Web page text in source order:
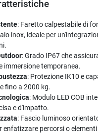
: Faretto calpestabile di
inox, ideale per
: Grado IP67 che
immersione temporanea.
: Protezione IK10 e
fino a 2000 kg.
: Modulo LED COB
e d'impatto.
: Fascio luminoso
enfatizzare percorsi o